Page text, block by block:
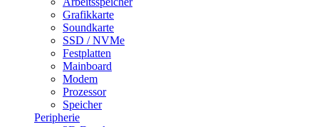
Grafikkarte
Soundkarte
SSD / NVMe
Festplatten
Mainboard
Modem
Prozessor
Speicher
Peripherie